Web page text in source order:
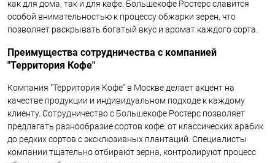
как для дома, так и для кафе. Большекофе Ростерс славится
особой внимательностью к процессу обжарки зерен, что
позволяет раскрывать богатый вкус и аромат каждого сорта.
Преимущества сотрудничества с компанией
"Территория Кофе"
Компания "Территория Кофе" в Москве делает акцент на
качестве продукции и индивидуальном подходе к каждому
клиенту. Сотрудничество с Большекофе Ростерс позволяет
предлагать разнообразие сортов кофе: от классических арабик
до редких сортов с эксклюзивных плантаций. Специалисты
компании тщательно отбирают зерна, контролируют процесс